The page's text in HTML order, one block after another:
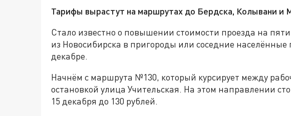
Тарифы вырастут на маршрутах до Бердска, Колывани и
Стало известно о повышении стоимости проезда на
из Новосибирска в пригороды или соседние
декабре.
Начнём с маршрута №130, который курсирует между
остановкой улица Учительская. На этом направлении
15 декабря до 130 рублей.